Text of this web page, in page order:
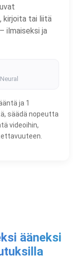
kirjoita tai liitä
ilmaiseksi ja
Neural
ja 1
säädä nopeutta
videoihin,
ääneksi